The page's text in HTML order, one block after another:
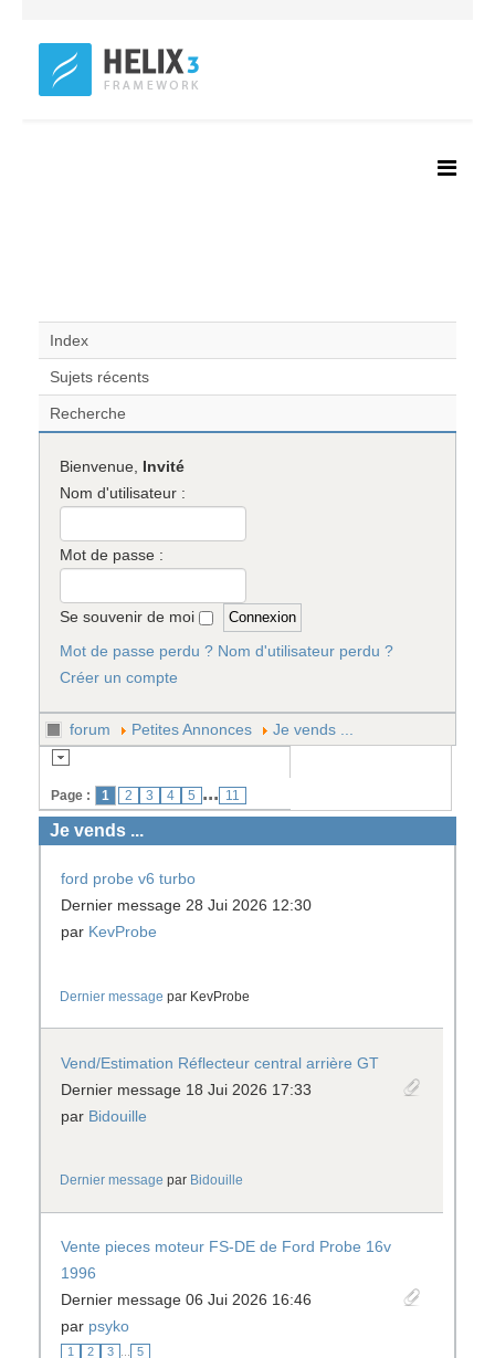
Index
Sujets récents
Recherche
Bienvenue, Invité
Nom d'utilisateur :
Mot de passe :
Se souvenir de moi
Mot de passe perdu ? Nom d'utilisateur perdu ?
Créer un compte
forum Petites Annonces Je vends ...
Page : 1 2 3 4 5 ... 11
Je vends ...
ford probe v6 turbo
Dernier message 28 Jui 2026 12:30
par KevProbe
Dernier message par KevProbe
Vend/Estimation Réflecteur central arrière GT
Dernier message 18 Jui 2026 17:33
par Bidouille
Dernier message par Bidouille
Vente pieces moteur FS-DE de Ford Probe 16v
1996
Dernier message 06 Jui 2026 16:46
par psyko
1 2 3 5